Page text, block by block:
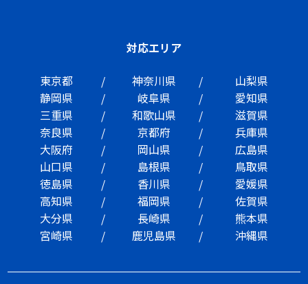
対応エリア
東京都
神奈川県
山梨県
静岡県
岐阜県
愛知県
三重県
和歌山県
滋賀県
奈良県
京都府
兵庫県
大阪府
岡山県
広島県
山口県
島根県
鳥取県
徳島県
香川県
愛媛県
高知県
福岡県
佐賀県
大分県
長崎県
熊本県
宮崎県
鹿児島県 沖縄県